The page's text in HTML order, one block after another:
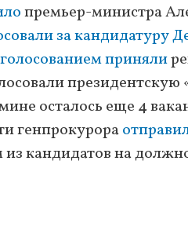
премьер-министра
за кандидатуру
приняли
осталось еще 4
генпрокурора
кандидатов на